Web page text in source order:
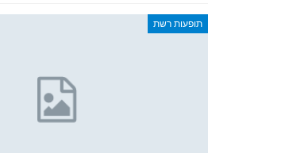
תופעות רשת